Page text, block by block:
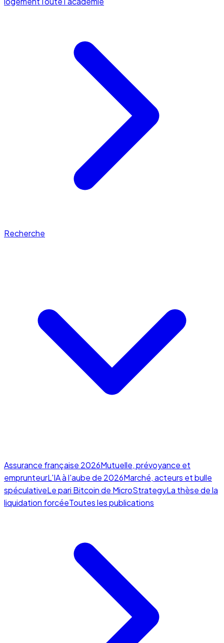
Recherche
Assurance française 2026Mutuelle, prévoyance et
emprunteurL'IA à l'aube de 2026Marché, acteurs et bulle
spéculativeLe pari Bitcoin de MicroStrategyLa thèse de la
liquidation forcéeToutes les publications